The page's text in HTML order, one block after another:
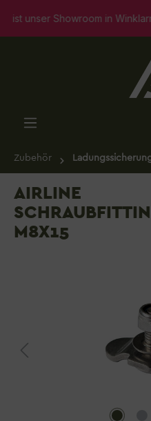
springen
unser Showroom in
Zubehör
AIRLINE
M8X15